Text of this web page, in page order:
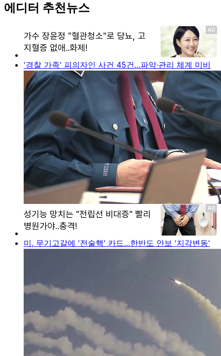
에디터 추천뉴스
'경찰 가족' 피의자인 사건 45건…파악·관리 체계 미비
미, 무기고갈에 '전술핵' 카드…한반도 안보 '지각변동'